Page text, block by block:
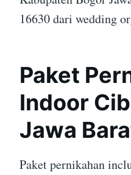
16630 dari wedding
Paket
Indoor
Jawa
Paket pernikahan